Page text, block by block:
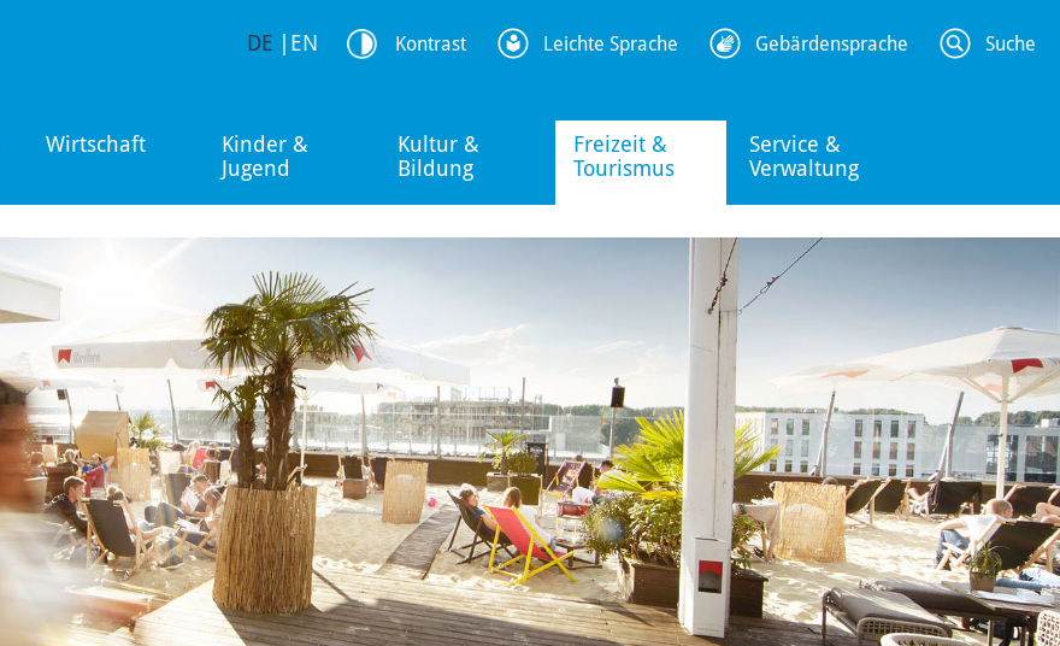
Wirtschaft
Kinder &
Jugend
Kultur &
Bildung
Freizeit &
Tourismus
Service &
Verwaltung
DE EN Kontrast Leichte Sprache Gebärdensprache Suche